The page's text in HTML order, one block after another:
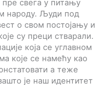
пре свега у питању
народу. Људи под
о свом постојању и
су преци стварали.
која се углавном
које се намећу као
а теже
је наш идентитет